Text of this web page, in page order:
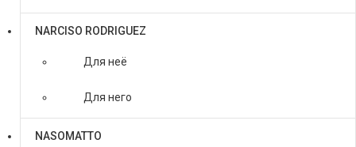
NARCISO RODRIGUEZ
Для неё
Для него
NASOMATTO